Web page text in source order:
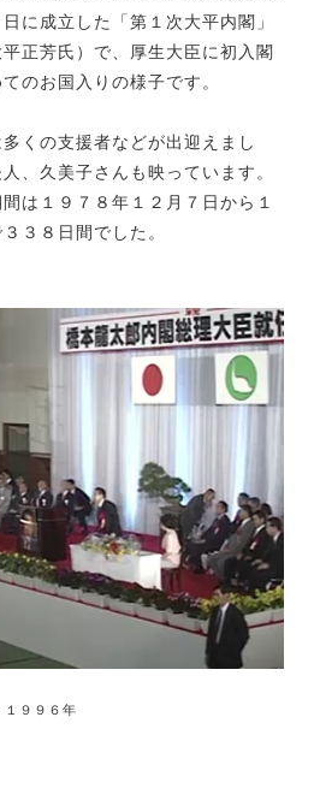
に成立した「第１次大平内閣」
平正芳氏）で、厚生大臣に初入閣
のお国入りの様子です。
くの支援者などが出迎えまし
、久美子さんも映っています。
は１９７８年１２月７日から１
３８日間でした。
９９６年